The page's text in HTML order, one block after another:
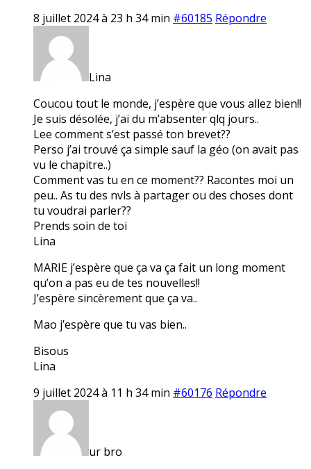
8 juillet 2024 à 23 h 34 min #60185 Répondre
Lina
Coucou tout le monde, j’espère que vous allez bien!!
Je suis désolée, j’ai du m’absenter qlq jours..
Lee comment s’est passé ton brevet??
Perso j’ai trouvé ça simple sauf la géo (on avait pas
vu le chapitre..)
Comment vas tu en ce moment?? Racontes moi un
peu.. As tu des nvls à partager ou des choses dont
tu voudrai parler??
Prends soin de toi
Lina
MARIE j’espère que ça va ça fait un long moment
qu’on a pas eu de tes nouvelles!!
J’espère sincèrement que ça va..
Mao j’espère que tu vas bien..
Bisous
Lina
9 juillet 2024 à 11 h 34 min #60176 Répondre
ur bro